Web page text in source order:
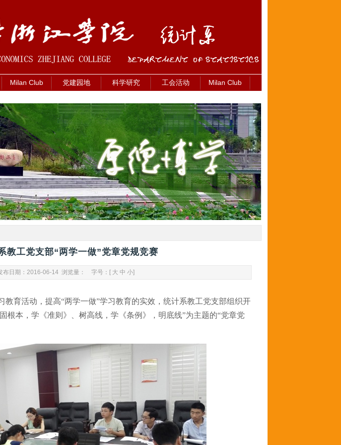
Milan Club 党建园地 科学研究 工会活动 Milan Club
教工党支部“两学一做”党章党规竞赛
布日期：2016-06-14 浏览量： 字号：[ 大 中 小]
教育活动，提高“两学一做”学习教育的实效，统计系教工党支部组织开
根本，学《准则》、树高线，学《条例》，明底线”为主题的“党章党